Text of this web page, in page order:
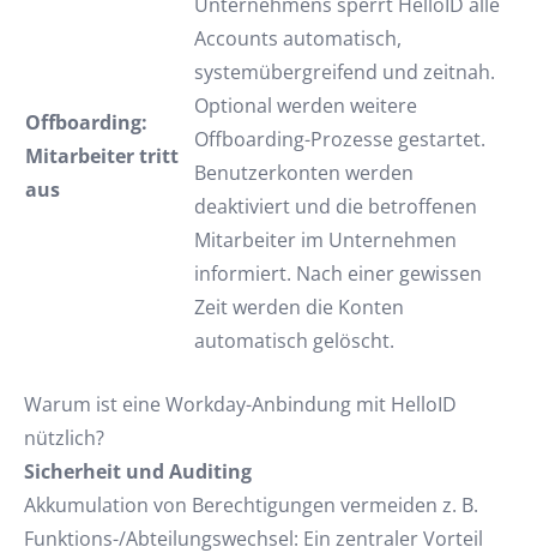
Offboarding:
Mitarbeiter tritt
aus
Accounts automatisch,
systemübergreifend und zeitnah.
Optional werden weitere
Offboarding-Prozesse gestartet.
Benutzerkonten werden
deaktiviert und die betroffenen
Mitarbeiter im Unternehmen
informiert. Nach einer gewissen
Zeit werden die Konten
automatisch gelöscht.
Warum ist eine Workday-Anbindung mit HelloID
nützlich?
Sicherheit und Auditing
Akkumulation von Berechtigungen vermeiden z. B.
Funktions-/Abteilungswechsel: Ein zentraler Vorteil